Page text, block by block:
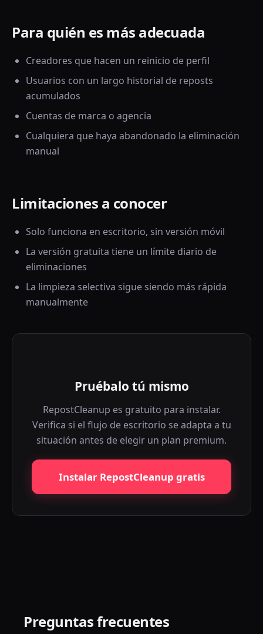
Para quién es más adecuada
Creadores que hacen un reinicio de perfil
Usuarios con un largo historial de reposts
acumulados
Cuentas de marca o agencia
Cualquiera que haya abandonado la eliminación
manual
Limitaciones a conocer
Solo funciona en escritorio, sin versión móvil
La versión gratuita tiene un límite diario de
eliminaciones
La limpieza selectiva sigue siendo más rápida
manualmente
Pruébalo tú mismo
RepostCleanup es gratuito para instalar.
Verifica si el flujo de escritorio se adapta a tu
situación antes de elegir un plan premium.
Instalar RepostCleanup gratis
Preguntas frecuentes